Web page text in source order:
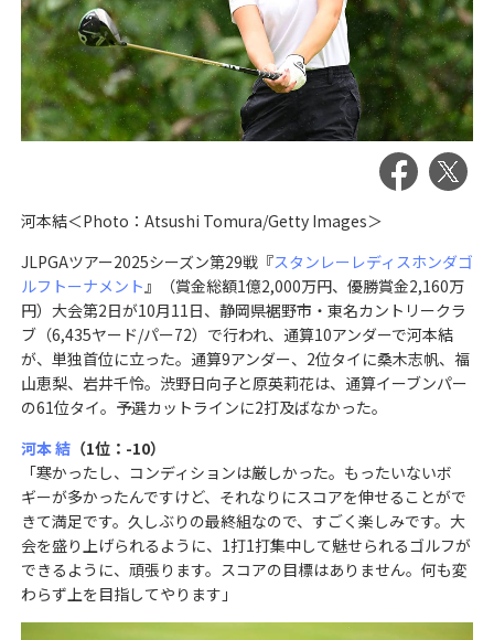
河本結＜Photo：Atsushi Tomura/Getty Images＞
JLPGAツアー2025シーズン第29戦『スタンレーレディスホンダゴ
ルフトーナメント』（賞金総額1億2,000万円、優勝賞金2,160万
円）大会第2日が10月11日、静岡県裾野市・東名カントリークラ
ブ（6,435ヤード/パー72）で行われ、通算10アンダーで河本結
が、単独首位に立った。通算9アンダー、2位タイに桑木志帆、福
山恵梨、岩井千怜。渋野日向子と原英莉花は、通算イーブンパー
の61位タイ。予選カットラインに2打及ばなかった。
河本 結（1位：-10）
「寒かったし、コンディションは厳しかった。もったいないボ
ギーが多かったんですけど、それなりにスコアを伸せることがで
きて満足です。久しぶりの最終組なので、すごく楽しみです。大
会を盛り上げられるように、1打1打集中して魅せられるゴルフが
できるように、頑張ります。スコアの目標はありません。何も変
わらず上を目指してやります」